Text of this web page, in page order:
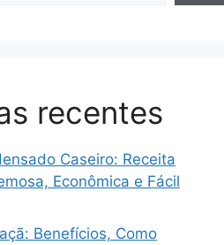
recentes
Caseiro: Receita
Econômica e Fácil
Benefícios, Como